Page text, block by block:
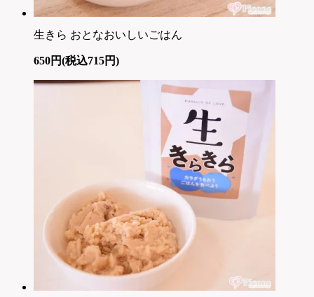
生きら おとなおいしいごはん
650円(税込715円)